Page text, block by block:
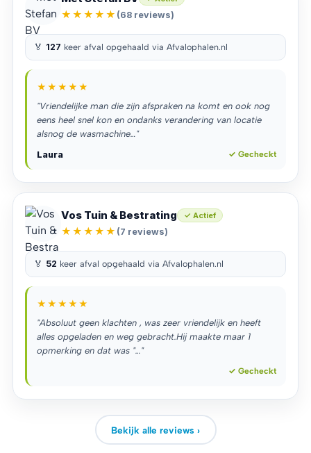
★★★★★ (68 reviews)
🏅 127 keer afval opgehaald via Afvalophalen.nl
★★★★★
"Vriendelijke man die zijn afspraken na komt en ook nog
eens heel snel kon en ondanks verandering van locatie
alsnog de wasmachine…"
Laura
✓ Gecheckt
Vos Tuin & Bestrating ✓ Actief
★★★★★ (7 reviews)
🏅 52 keer afval opgehaald via Afvalophalen.nl
★★★★★
"Absoluut geen klachten , was zeer vriendelijk en heeft
alles opgeladen en weg gebracht.Hij maakte maar 1
opmerking en dat was "…"
✓ Gecheckt
Bekijk alle reviews ›